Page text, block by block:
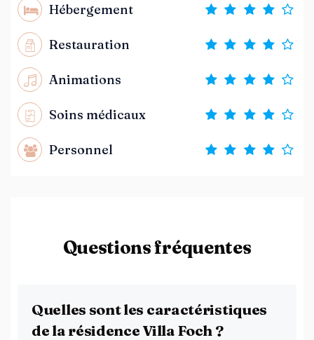
Hébergement
Restauration
Animations
Soins médicaux
Personnel
Questions fréquentes
Quelles sont les caractéristiques
de la résidence Villa Foch ?